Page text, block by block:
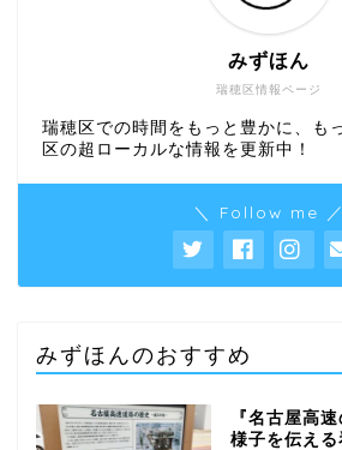
瑞穂区情報ページ
みずほん
瑞穂区での時間をもっと豊かに、も
区の超ローカルな情報を更新中！
＼ Follow me ／
みずほんのおすすめ
『名古屋高
様子を伝え